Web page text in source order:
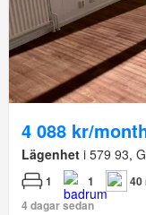
4 088 kr/
Lägenhet i 579 93,
1 1
40
4 dagar sedan